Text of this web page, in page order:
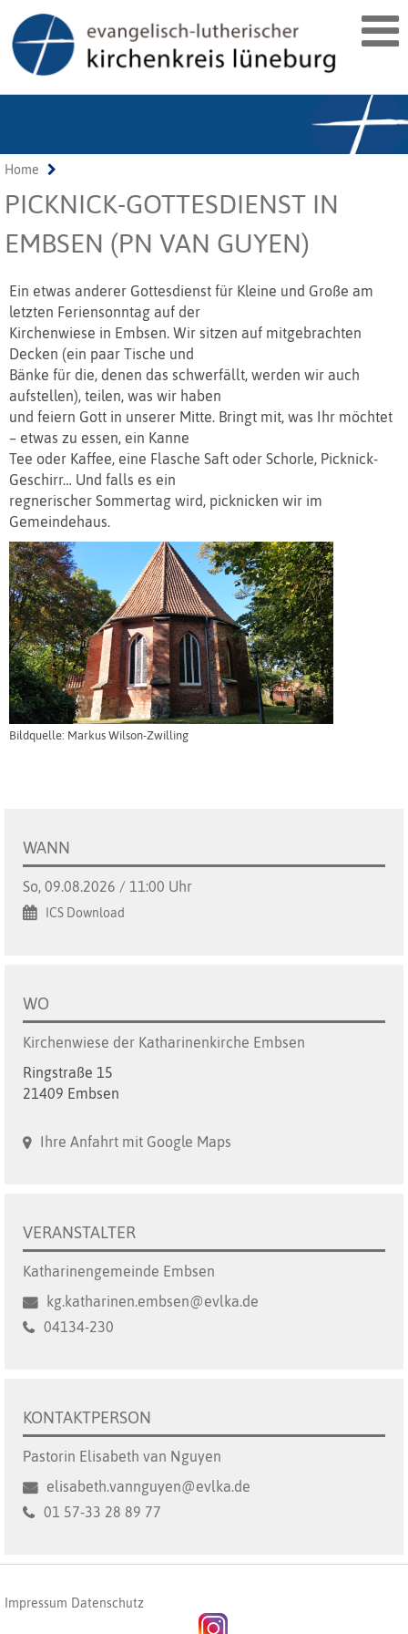
Home
PICKNICK-GOTTESDIENST IN
EMBSEN (PN VAN GUYEN)
Ein etwas anderer Gottesdienst für Kleine und Große am
letzten Feriensonntag auf der
Kirchenwiese in Embsen. Wir sitzen auf mitgebrachten
Decken (ein paar Tische und
Bänke für die, denen das schwerfällt, werden wir auch
aufstellen), teilen, was wir haben
und feiern Gott in unserer Mitte. Bringt mit, was Ihr möchtet
– etwas zu essen, ein Kanne
Tee oder Kaffee, eine Flasche Saft oder Schorle, Picknick-
Geschirr… Und falls es ein
regnerischer Sommertag wird, picknicken wir im
Gemeindehaus.
Bildquelle: Markus Wilson-Zwilling
WANN
So, 09.08.2026 / 11:00 Uhr
ICS Download
WO
Kirchenwiese der Katharinenkirche Embsen
Ringstraße 15
21409 Embsen
Ihre Anfahrt mit Google Maps
VERANSTALTER
Katharinengemeinde Embsen
kg.katharinen.embsen@evlka.de
04134-230
KONTAKTPERSON
Pastorin Elisabeth van Nguyen
elisabeth.vannguyen@evlka.de
01 57-33 28 89 77
Impressum Datenschutz